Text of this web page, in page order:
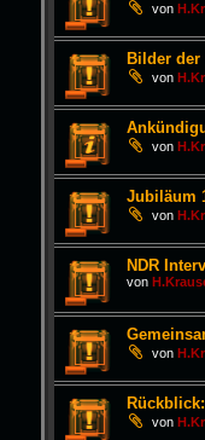
von
Bilder der
von
von
Jubiläum
von
NDR
von
von
von